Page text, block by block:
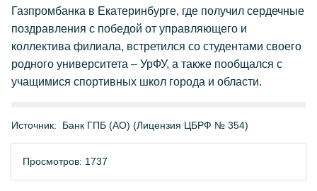
Газпромбанка в Екатеринбурге, где получил сердечные
поздравления с победой от управляющего и
коллектива филиала, встретился со студентами своего
родного университета – УрФУ, а также пообщался с
учащимися спортивных школ города и области.
Источник: Банк ГПБ (АО) (Лицензия ЦБРФ № 354)
Просмотров: 1737